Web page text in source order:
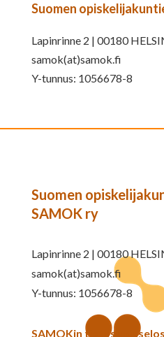
Suomen
Lapinrinne 2 | 00180
samok(at)samok.fi
Y-tunnus: 1056678-8
Suomen
SAMOK ry
Lapinrinne 2 | 00180
samok(at)samok.fi
Y-tunnus: 1056678-8
SAMOKin